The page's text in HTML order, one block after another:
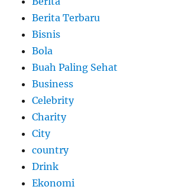
Berita Terbaru
Bisnis
Bola
Buah Paling Sehat
Business
Celebrity
Charity
City
country
Drink
Ekonomi